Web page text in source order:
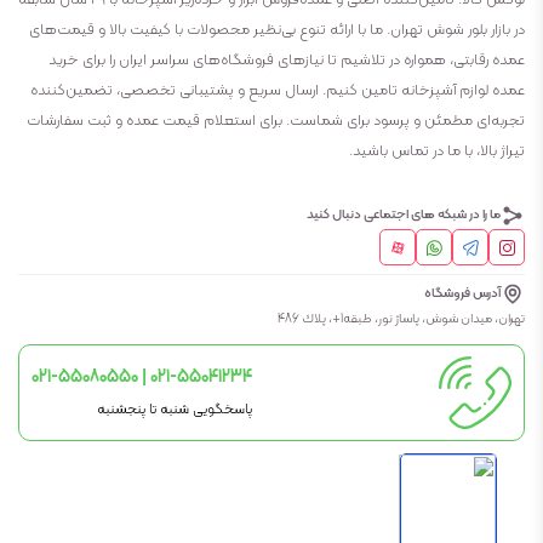
در بازار بلور شوش تهران. ما با ارائه تنوع بی‌نظیر محصولات با کیفیت بالا و قیمت‌های
عمده رقابتی، همواره در تلاشیم تا نیازهای فروشگاه‌های سراسر ایران را برای خرید
عمده لوازم آشپزخانه تامین کنیم. ارسال سریع و پشتیبانی تخصصی، تضمین‌کننده
تجربه‌ای مطمئن و پرسود برای شماست. برای استعلام قیمت عمده و ثبت سفارشات
تیراژ بالا، با ما در تماس باشید.
ما را در شبکه های اجتماعی دنبال کنید
آدرس فروشگاه
تهران، ميدان شوش، پاساژ نور، طبقه1+، پلاك 486
021-55080550 | 021-55041234
پاسخگویی شنبه تا پنجشنبه